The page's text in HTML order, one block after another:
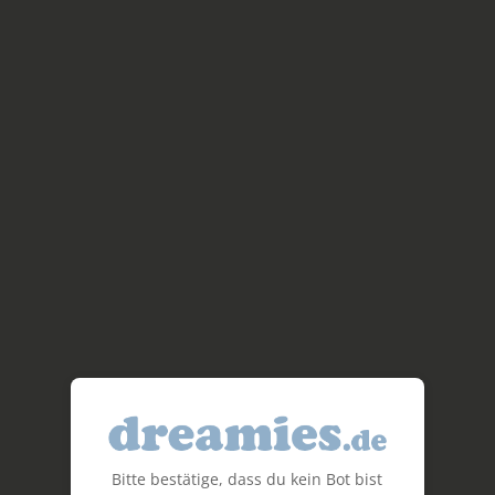
Bitte bestätige, dass du kein Bot bist